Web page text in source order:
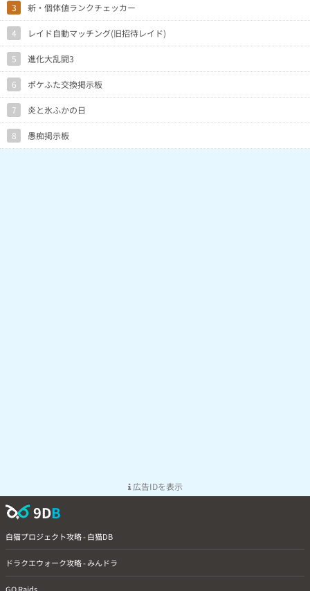
3 新・個体値ランクチェッカー
4 レイド自動マッチング(旧招待レイド)
5 進化大乱闘3
6 ポケふた交換掲示板
7 炎と氷ふかの日
8 愚痴掲示板
広告IDを表示
9DB
白猫プロジェクト攻略 - 白猫DB
ドラクエウォーク攻略 - みんドラ